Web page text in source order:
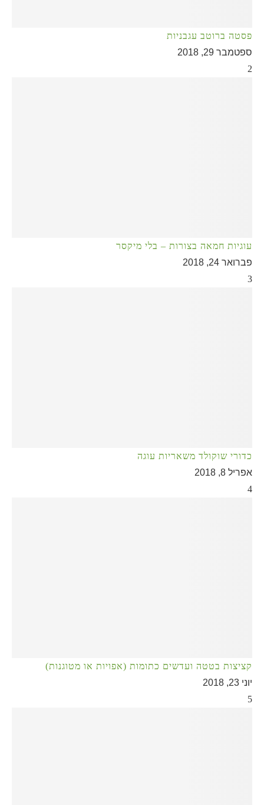
פסטה ברוטב עגבניות
ספטמבר 29, 2018
2
עוגיות חמאה בצורות – בלי מיקסר
פברואר 24, 2018
3
כדורי שוקולד משאריות עוגה
אפריל 8, 2018
4
קציצות בטטה ועדשים כתומות (אפויות או מטוגנות)
יוני 23, 2018
5